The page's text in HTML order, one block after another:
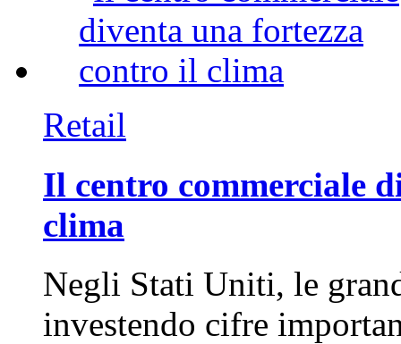
Retail
Il centro commerciale
clima
Negli Stati Uniti, le
investendo cifre